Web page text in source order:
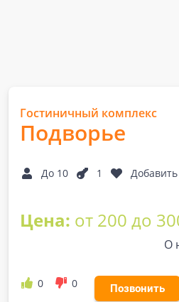
Гостиничный комплекс
Подворье
До 10 1
Цена: от 200 до
О
0 0 Позвонить